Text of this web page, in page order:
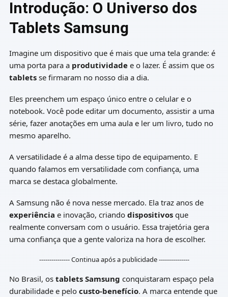
Introdução: O Universo dos
Tablets Samsung
Imagine um dispositivo que é mais que uma tela grande: é
uma porta para a produtividadee o lazer. É assim que os
tabletsse firmaram no nosso dia a dia.
Eles preenchem um espaço único entre o celular e o
notebook. Você pode editar um documento, assistir a uma
série, fazer anotações em uma aula e ler um livro, tudo no
mesmo aparelho.
A versatilidade é a alma desse tipo de equipamento. E
quando falamos em versatilidade com confiança, uma
marca se destaca globalmente.
A Samsung não é nova nesse mercado. Ela traz anos de
experiência e inovação, criando dispositivosque
realmente conversam com o usuário. Essa trajetória gera
uma confiança que a gente valoriza na hora de escolher.
--------------- Continua após a publicidade ---------------
No Brasil, os tablets Samsung conquistaram espaço pela
durabilidade e pelo custo-benefício. A marca entende que